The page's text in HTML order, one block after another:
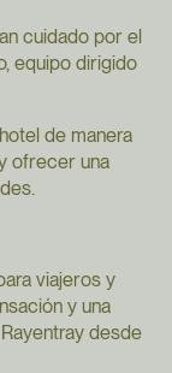
cuidado por el
equipo dirigido
de manera
ofrecer una
viajeros y
y una
desde